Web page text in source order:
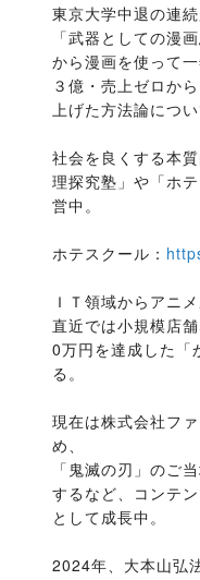
東京大学中退の連続
「武器としての漫
から漫画を使って
３億・売上ゼロか
上げた方法論につ
社会を良くする本
理探究塾」や「ホ
営中。
ホテスクール：
ＩＴ領域からアニ
直近では小規模店
0万円を達成した「
る。
現在は株式会社フ
め、
「鬼滅の刃」のご
するなど、コンテ
として成長中。
2024年、大本山弘